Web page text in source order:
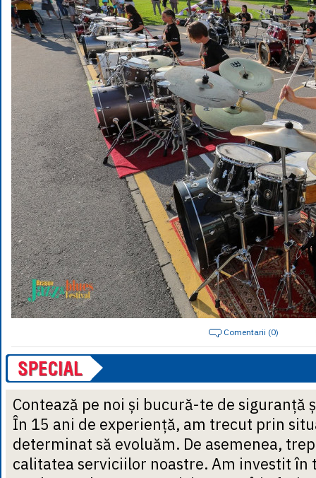
Comentarii (0)
Contează pe noi și bucură-te de siguranță
În 15 ani de experiență, am trecut prin
determinat să evoluăm. De asemenea,
calitatea serviciilor noastre. Am investit